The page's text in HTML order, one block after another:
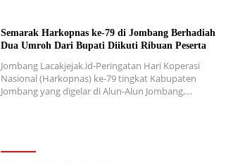
Semarak Harkopnas ke-79 di Jombang Berhadiah
Dua Umroh Dari Bupati Diikuti Ribuan Peserta
Jombang Lacakjejak.id-Peringatan Hari Koperasi
Nasional (Harkopnas) ke-79 tingkat Kabupaten
Jombang yang digelar di Alun-Alun Jombang,…